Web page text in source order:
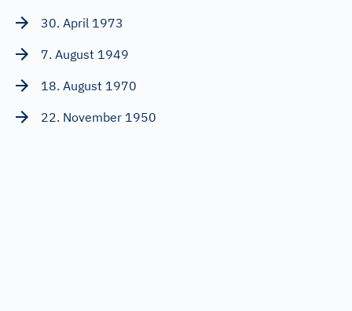
30. April 1973
7. August 1949
18. August 1970
22. November 1950